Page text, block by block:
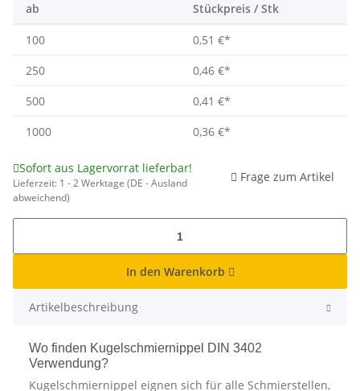
ab Stückpreis / Stk
100 0,51 €*
250
0,46 €*
500
0,41 €*
1000
0,36 €*
Sofort aus Lagervorrat lieferbar!
Lieferzeit: 1 - 2 Werktage (DE - Ausland
abweichend)
Frage zum Artikel
In den Warenkorb
Artikelbeschreibung
Wo finden Kugelschmiernippel DIN 3402
Verwendung?
Kugelschmiernippel eignen sich für alle Schmierstellen,